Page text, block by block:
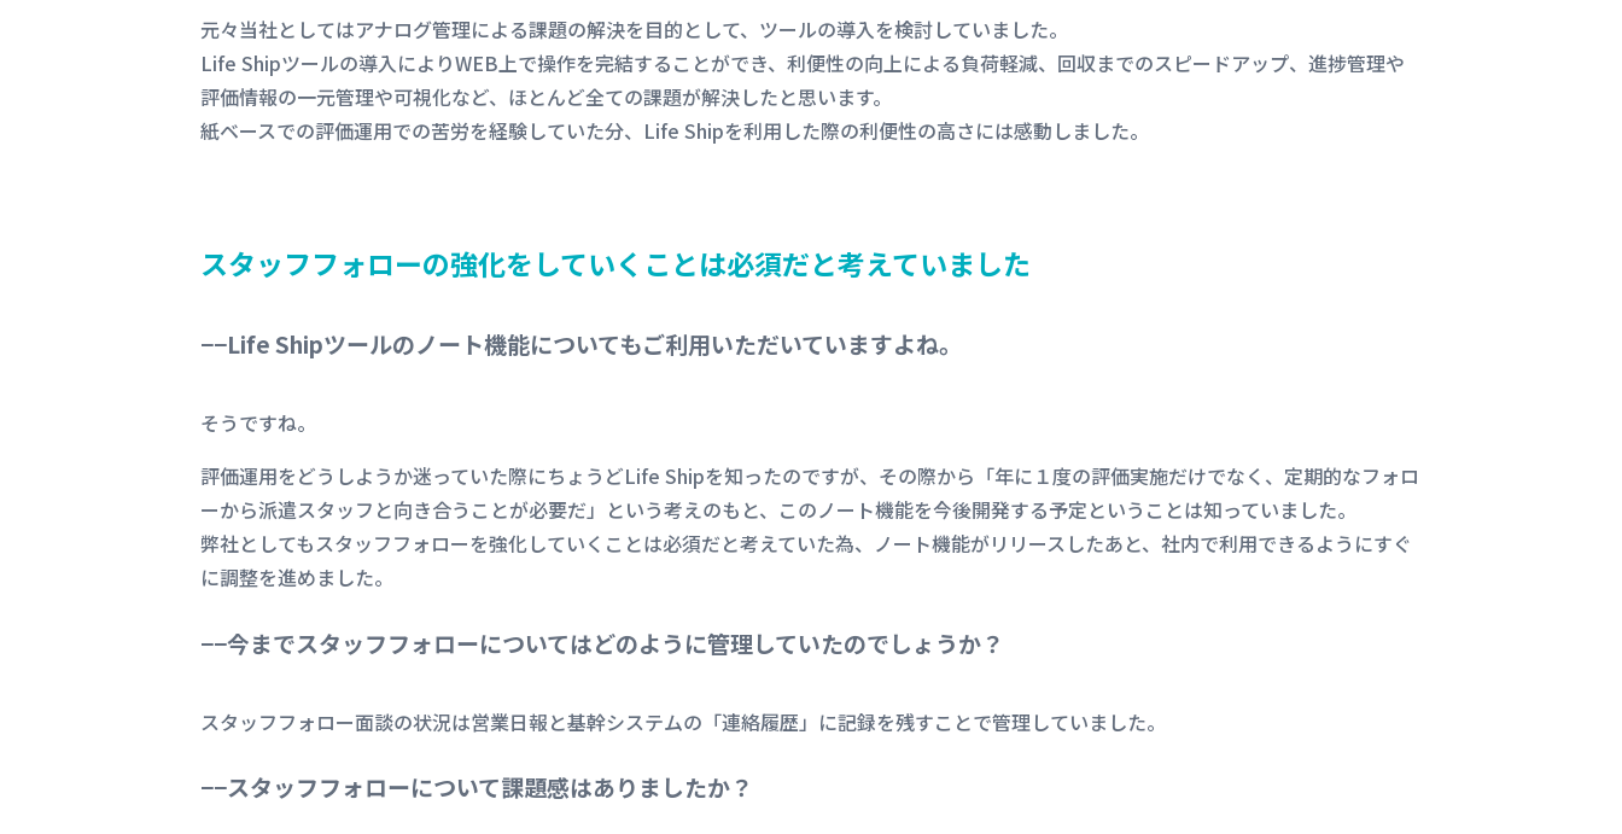
元々当社としてはアナログ管理による課題の解決を目的として、ツールの導入を検討していました。
Life Shipツールの導入によりWEB上で操作を完結することができ、利便性の向上による負荷軽減、回収までのスピードアップ、進捗管理や
評価情報の一元管理や可視化など、ほとんど全ての課題が解決したと思います。
紙ベースでの評価運用での苦労を経験していた分、Life Shipを利用した際の利便性の高さには感動しました。
スタッフフォローの強化をしていくことは必須だと考えていました
−−Life Shipツールのノート機能についてもご利用いただいていますよね。
そうですね。
評価運用をどうしようか迷っていた際にちょうどLife Shipを知ったのですが、その際から「年に１度の評価実施だけでなく、定期的なフォロ
ーから派遣スタッフと向き合うことが必要だ」という考えのもと、このノート機能を今後開発する予定ということは知っていました。
弊社としてもスタッフフォローを強化していくことは必須だと考えていた為、ノート機能がリリースしたあと、社内で利用できるようにすぐ
に調整を進めました。
−−今までスタッフフォローについてはどのように管理していたのでしょうか？
スタッフフォロー面談の状況は営業日報と基幹システムの「連絡履歴」に記録を残すことで管理していました。
−−スタッフフォローについて課題感はありましたか？